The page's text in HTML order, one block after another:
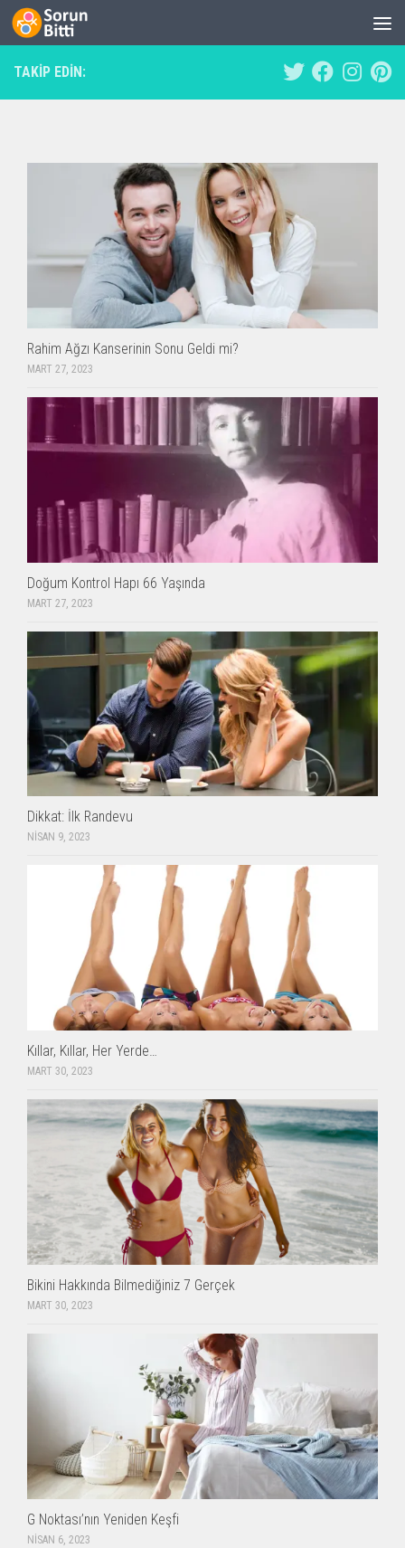
Skip to content
TAKIP EDIN:
Rahim Ağzı Kanserinin Sonu Geldi mi?
MART 27, 2023
Doğum Kontrol Hapı 66 Yaşında
MART 27, 2023
Dikkat: İlk Randevu
NISAN 9, 2023
Kıllar, Kıllar, Her Yerde…
MART 30, 2023
Bikini Hakkında Bilmediğiniz 7 Gerçek
MART 30, 2023
G Noktası’nın Yeniden Keşfi
NISAN 6, 2023